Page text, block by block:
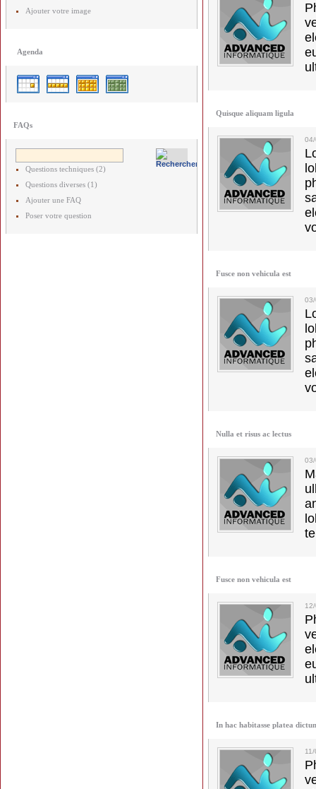
Ajouter votre image
Agenda
FAQs
Questions techniques (2)
Questions diverses (1)
Ajouter une FAQ
Poser votre question
Quisque aliquam ligula
Fusce non vehicula est
Nulla et risus ac lectus
Fusce non vehicula est
In hac habitasse platea